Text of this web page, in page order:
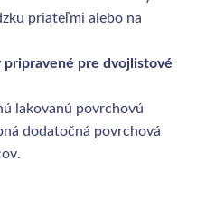
priateľmi alebo na
pre dvojlistové
lakovanú povrchovú
dodatočná povrchová